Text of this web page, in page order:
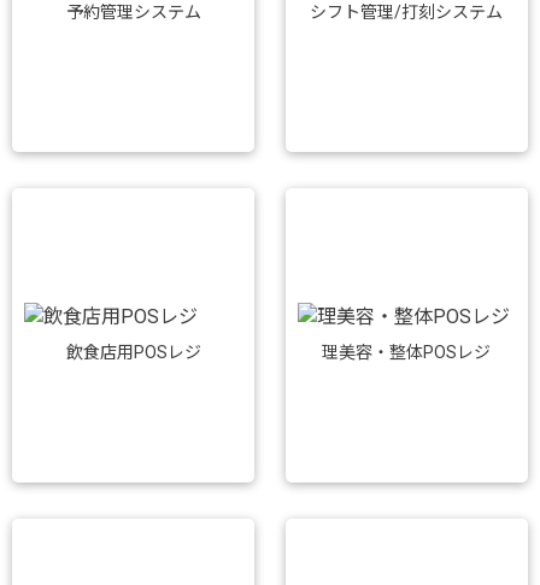
予約管理システム シフト管理/打刻システム
飲食店用POSレジ 理美容・整体POSレジ